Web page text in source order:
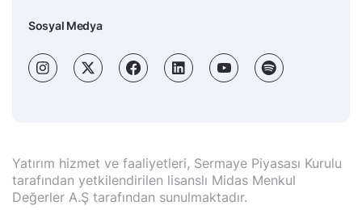
Sosyal Medya
Yatırım hizmet ve faaliyetleri, Sermaye Piyasası Kurulu
tarafından yetkilendirilen lisanslı Midas Menkul
Değerler A.Ş tarafından sunulmaktadır.